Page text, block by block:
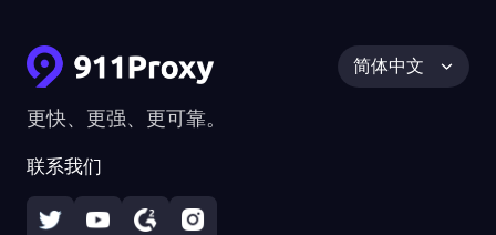
更快、更强、更可靠。
联系我们
简体中文